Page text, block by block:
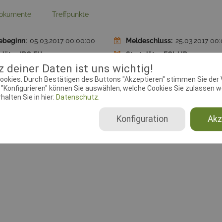
deiner Daten ist uns wichtig!
Durch Bestätigen des Buttons "Akzeptieren" stimmen Sie der
können Sie auswählen, welche Cookies Sie zulassen
Sie in hier: Datenschutz.
Konfiguration
Treffpunkte
05.03.2017 00:00:00 Meldeschluss: 25.03.2017
IPO FH:20 Startplätze FCI-UPr:20
FCI-Stö.Pr.:20 Startplätze
IPO, FCI-GPr, IPO FH, FCI-UPr,
FCI-FPr, FCI-Stö.Pr.,
Ausrichtender Verein: HSV